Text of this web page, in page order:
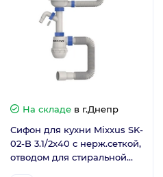
На складе в г.Днепр
Сифон для кухни Mixxus SK-
02-B 3.1/2x40 с нерж.сеткой,
отводом для стиральной